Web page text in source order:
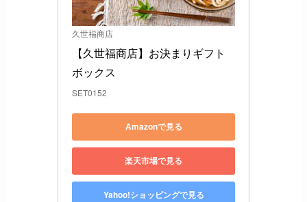
久世福商店
【久世福商店】お決まりギフト
ボックス
SET0152
Amazonで見る
楽天市場で見る
Yahoo!ショッピングで見る